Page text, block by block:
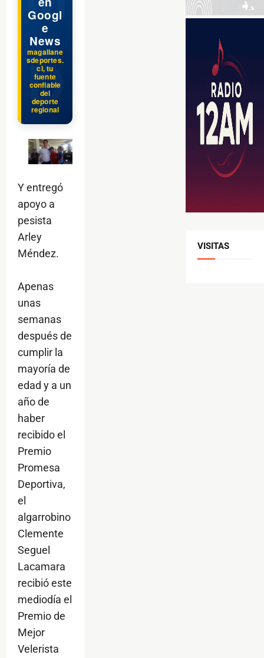
Googl
e
News
magallane
sdeportes.
cl, tu
fuente
confiable
del
deporte
regional
Y entregó
apoyo a
pesista
Arley
Méndez.
Apenas
unas
semanas
después de
cumplir la
mayoría de
edad y a un
año de
haber
recibido el
Premio
Promesa
Deportiva,
el
algarrobino
Clemente
Seguel
Lacamara
recibió este
mediodía el
Premio de
Mejor
Velerista
VISITAS